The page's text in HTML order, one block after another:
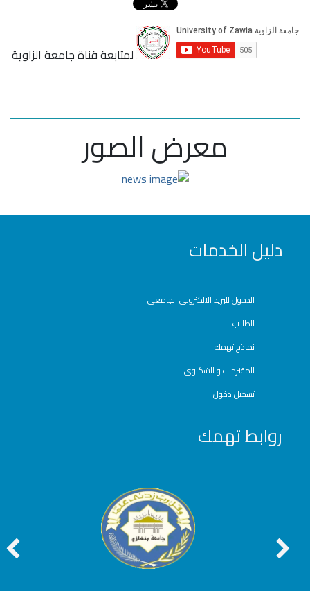
لمتابعة قناة جامعة الزاوية
معرض الصور
دليل الخدمات
الدخول للبريد الالكتروني الجامعي
الطلاب
نماذج تهمك
المقترحات و الشكاوى
تسجيل دخول
روابط تهمك